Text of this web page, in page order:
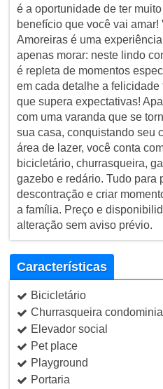
é a oportunidade de ter
benefício que você vai
Amoreiras é uma
apenas morar: neste lindo
é repleta de momentos
em cada detalhe a
que supera expectativas!
com uma varanda que se
sua casa, conquistando seu
área de lazer, você conta
bicicletário, churrasqueira,
gazebo e redário. Tudo para
descontração e criar
a família. Preço e
alteração sem aviso prévio.
Características
Bicicletário
Churrasqueira condominial
Elevador social
Pet place
Playground
Portaria